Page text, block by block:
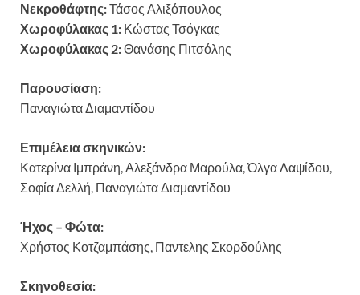
Νεκροθάφτης:Τάσος Αλιξόπουλος
Χωροφύλακας 1: Κώστας Τσόγκας
Χωροφύλακας 2:Θανάσης Πιτσόλης
Παρουσίαση:
Παναγιώτα Διαμαντίδου
Επιμέλεια σκηνικών:
Κατερίνα Ιμπράνη, Αλεξάνδρα Μαρούλα, Όλγα Λαψίδου,
Σοφία Δελλή, Παναγιώτα Διαμαντίδου
Ήχος – Φώτα:
Χρήστος Κοτζαμπάσης, Παντελης Σκορδούλης
Σκηνοθεσία: